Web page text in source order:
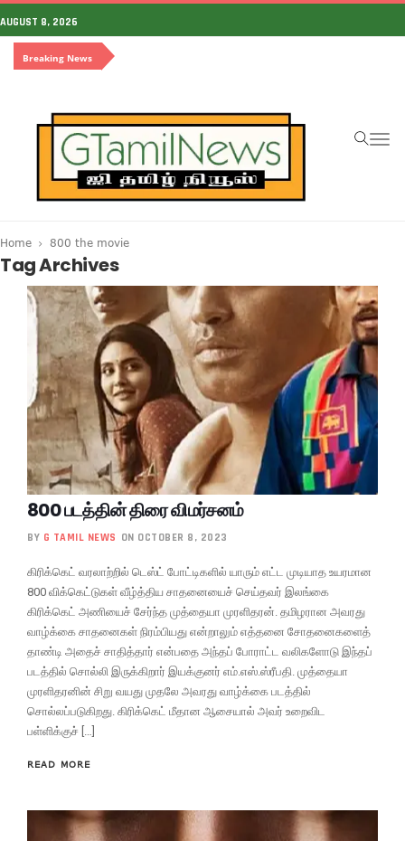
AUGUST 8, 2026
Breaking News
Home 800 the movie
Tag Archives
800 படத்தின் திரை விமர்சனம்
BY G TAMIL NEWS ON OCTOBER 8, 2023
கிரிக்கெட் வரலாற்றில் டெஸ்ட் போட்டிகளில் யாரும் எட்ட முடியாத உயரமான
800 விக்கெட்டுகள் வீழ்த்திய சாதனையைச் செய்தவர் இலங்கை
கிரிக்கெட் அணியைச் சேர்ந்த முத்தையா முரளிதரன். தமிழரான அவரது
வாழ்க்கை சாதனைகள் நிரம்பியது என்றாலும் எத்தனை சோதனைகளைத்
தாண்டி அதைச் சாதித்தார் என்பதை அந்தப் போராட்ட வலிகளோடு இந்தப்
படத்தில் சொல்லி இருக்கிறார் இயக்குனர் எம்.எஸ்.ஸ்ரீபதி. முத்தையா
முரளிதரனின் சிறு வயது முதலே அவரது வாழ்க்கை படத்தில்
சொல்லப்படுகிறது. கிரிக்கெட் மீதான ஆசையால் அவர் உறைவிட
பள்ளிக்குச் […]
READ MORE